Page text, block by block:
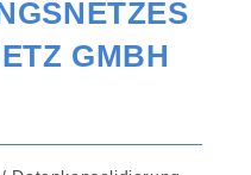
GMBH